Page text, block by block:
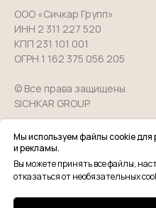
Мы используем файлы cookie
и рекламы.
Вы можете принять все файлы,
отказаться от необязательных
ООО «Сичкар Групп»
ИНН 2 311 227 520
КПП 231 101 001
ОГРН 1 162 375 056 205
© Все права защищены.
SICHKAR GROUP
О нас
Вакансии
Контакты